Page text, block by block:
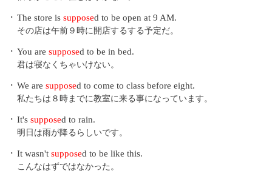
・ The store is supposed to be open at 9 AM.
その店は午前９時に開店するする予定だ。
・ You are supposed to be in bed.
君は寝なくちゃいけない。
・ We are supposed to come to class before eight.
私たちは８時までに教室に来る事になっています。
・ It's supposed to rain.
明日は雨が降るらしいです。
・ It wasn't supposed to be like this.
こんなはずではなかった。